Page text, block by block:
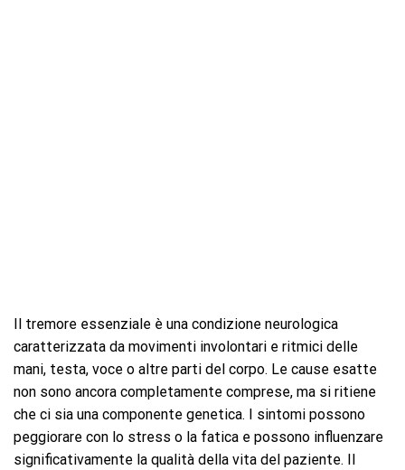
Il tremore essenziale è una condizione neurologica
caratterizzata da movimenti involontari e ritmici delle
mani, testa, voce o altre parti del corpo. Le cause esatte
non sono ancora completamente comprese, ma si ritiene
che ci sia una componente genetica. I sintomi possono
peggiorare con lo stress o la fatica e possono influenzare
significativamente la qualità della vita del paziente. Il